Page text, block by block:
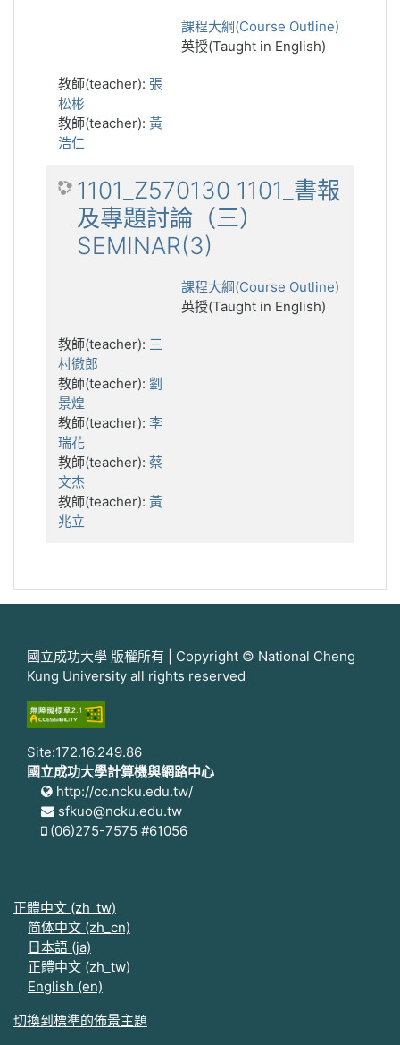
課程大綱(Course Outline)
英授(Taught in English)
教師(teacher): 張
松彬
教師(teacher): 黃
浩仁
1101_Z570130 1101_書報
及專題討論（三）
SEMINAR(3)
課程大綱(Course Outline)
英授(Taught in English)
教師(teacher): 三
村徹郎
教師(teacher): 劉
景煌
教師(teacher): 李
瑞花
教師(teacher): 蔡
文杰
教師(teacher): 黃
兆立
國立成功大學 版權所有 | Copyright © National Cheng
Kung University all rights reserved
Site:172.16.249.86
國立成功大學計算機與網路中心
http://cc.ncku.edu.tw/
sfkuo@ncku.edu.tw
(06)275-7575 #61056
正體中文 ‎(zh_tw)‎
简体中文 ‎(zh_cn)‎
日本語 ‎(ja)‎
正體中文 ‎(zh_tw)‎
English ‎(en)‎
切換到標準的佈景主題